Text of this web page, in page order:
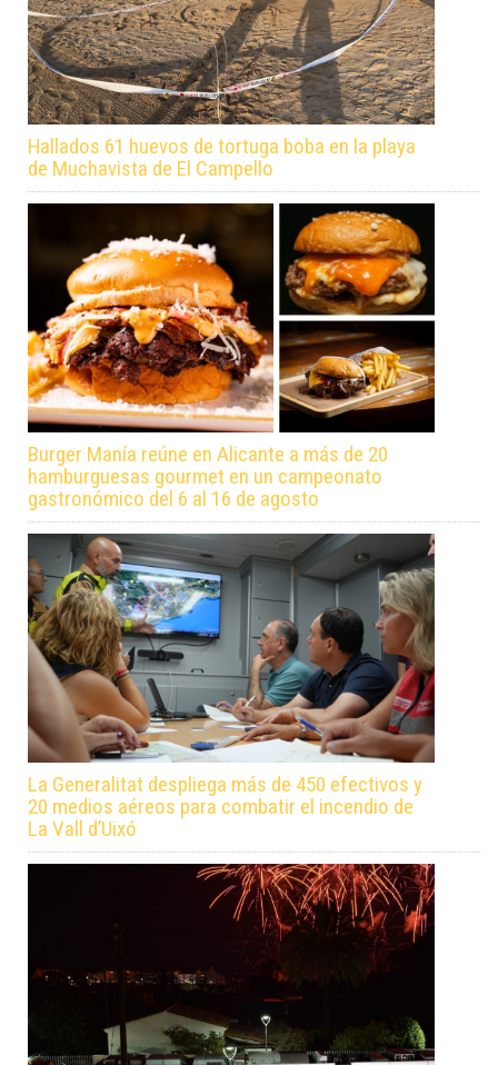
Hallados 61 huevos de tortuga boba en la playa
de Muchavista de El Campello
Burger Manía reúne en Alicante a más de 20
hamburguesas gourmet en un campeonato
gastronómico del 6 al 16 de agosto
La Generalitat despliega más de 450 efectivos y
20 medios aéreos para combatir el incendio de
La Vall d’Uixó